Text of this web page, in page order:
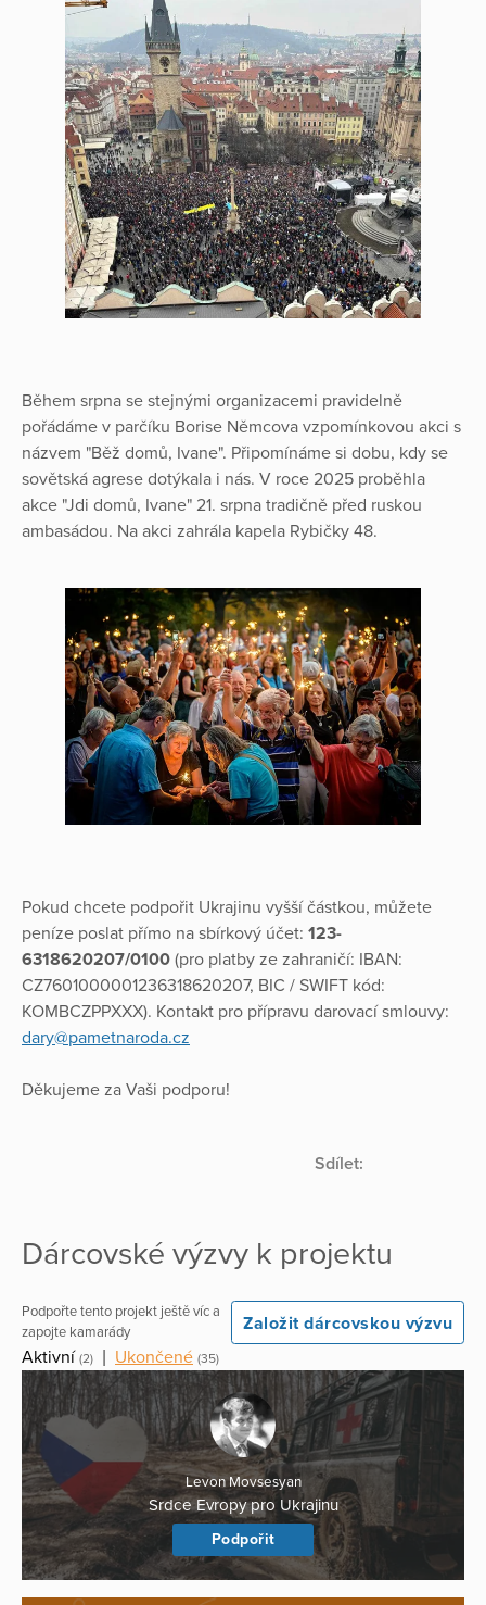
Během srpna se stejnými organizacemi pravidelně
pořádáme v parčíku Borise Němcova vzpomínkovou akci s
názvem "Běž domů, Ivane". Připomínáme si dobu, kdy se
sovětská agrese dotýkala i nás. V roce 2025 proběhla
akce "Jdi domů, Ivane" 21. srpna tradičně před ruskou
ambasádou. Na akci zahrála kapela Rybičky 48.
Pokud chcete podpořit Ukrajinu vyšší částkou, můžete
peníze poslat přímo na sbírkový účet: 123-
6318620207/0100 (pro platby ze zahraničí: IBAN:
CZ7601000001236318620207, BIC / SWIFT kód:
KOMBCZPPXXX). Kontakt pro přípravu darovací smlouvy:
dary@pametnaroda.cz
Děkujeme za Vaši podporu!
Sdílet:
Dárcovské výzvy k projektu
Podpořte tento projekt ještě víc a
zapojte kamarády
Založit dárcovskou výzvu
Aktivní (2) Ukončené (35)
Levon Movsesyan
Srdce Evropy pro Ukrajinu
Podpořit